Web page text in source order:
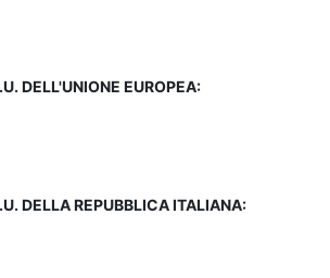
DELL'UNIONE EUROPEA:
DELLA REPUBBLICA ITALIANA: